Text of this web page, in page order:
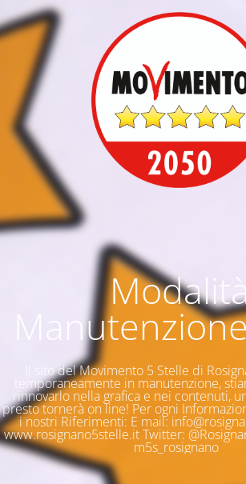
Manutenzione
Il sito del Movimento 5 Stelle di
temporaneamente in manutenzione,
rinnovarlo nella grafica e nei contenuti,
presto tornerà on line! Per ogni
i nostri Riferimenti: E mail:
www.rosignano5stelle.it Twitter:
m5s_rosignano